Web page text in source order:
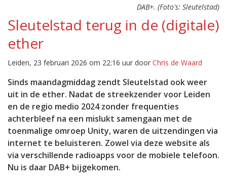
DAB+. (Foto's: Sleutelstad)
Sleutelstad terug in de (digitale)
ether
Leiden, 23 februari 2026 om 22:16 uur door Chris de Waard
Sinds maandagmiddag zendt Sleutelstad ook weer
uit in de ether. Nadat de streekzender voor Leiden
en de regio medio 2024 zonder frequenties
achterbleef na een mislukt samengaan met de
toenmalige omroep Unity, waren de uitzendingen via
internet te beluisteren. Zowel via deze website als
via verschillende radioapps voor de mobiele telefoon.
Nu is daar DAB+ bijgekomen.